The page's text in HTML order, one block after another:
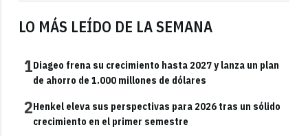
LO MÁS LEÍDO DE LA SEMANA
1Diageo frena su crecimiento hasta 2027 y lanza un plan
de ahorro de 1.000 millones de dólares
2Henkel eleva sus perspectivas para 2026 tras un sólido
crecimiento en el primer semestre